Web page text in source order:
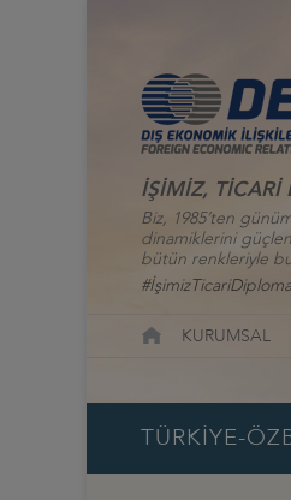
İŞİMİZ, TİCARİ
Biz, 1985’ten
dinamiklerini
bütün renkleriyle
KURUMSAL
TÜRKİYE-